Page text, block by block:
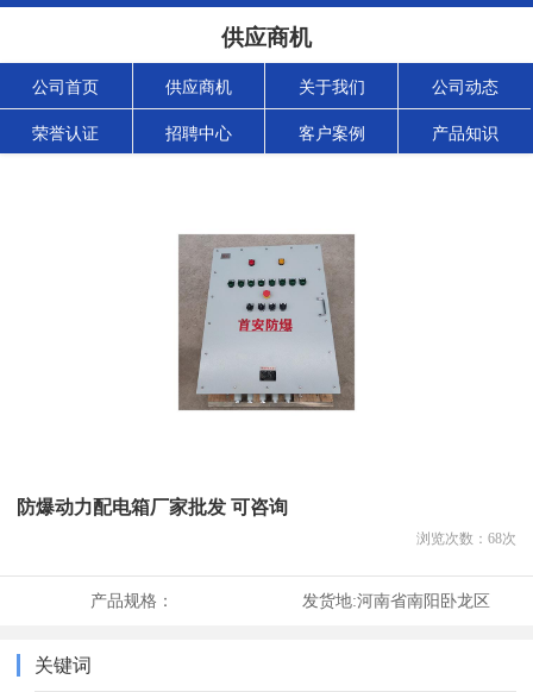
供应商机
公司首页 供应商机 关于我们 公司动态
荣誉认证 招聘中心 客户案例 产品知识
防爆动力配电箱厂家批发 可咨询
浏览次数： 68次
产品规格： 发货地:河南省南阳卧龙区
关键词